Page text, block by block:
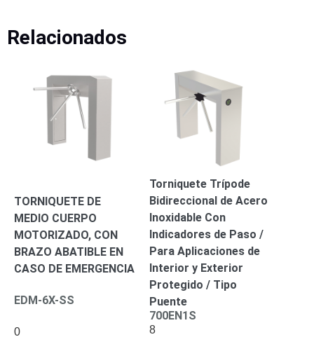
PinholePTZVideograbadoras
- TurboHD
TVI / AHD
/ CVI
Drones,
Robots e
Industrial
Energía
Adaptadores
de
ParedBaterías Fuentes
de
de
Relacionados
TORNIQUETE DE
MEDIO CUERPO
MOTORIZADO, CON
BRAZO ABATIBLE EN
CASO DE EMERGENCIA
EDM-6X-SS
0
Torniquete Trípode
Bidireccional de Acero
Inoxidable Con
Indicadores de Paso /
Para Aplicaciones de
Interior y Exterior
Protegido / Tipo
Puente
700EN1S
8